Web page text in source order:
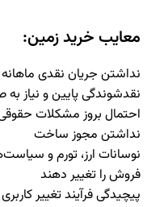
معایب خرید زمین:
نداشتن جریان نقدی ماهانه
نقدشوندگی پایین و نیاز
احتمال بروز مشکلات
نداشتن مجوز ساخت
نوسانات ارز، تورم و
فروش را تغییر دهند
پیچیدگی فرآیند تغییر